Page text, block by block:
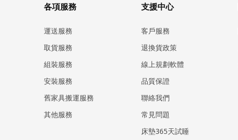
各項服務
運送服務
取貨服務
組裝服務
安裝服務
​舊家具搬運服務
其他服務
支援中心
客戶服務
退換貨政策
線上規劃軟體
品質保證
聯絡我們
常見問題
床墊365天試睡